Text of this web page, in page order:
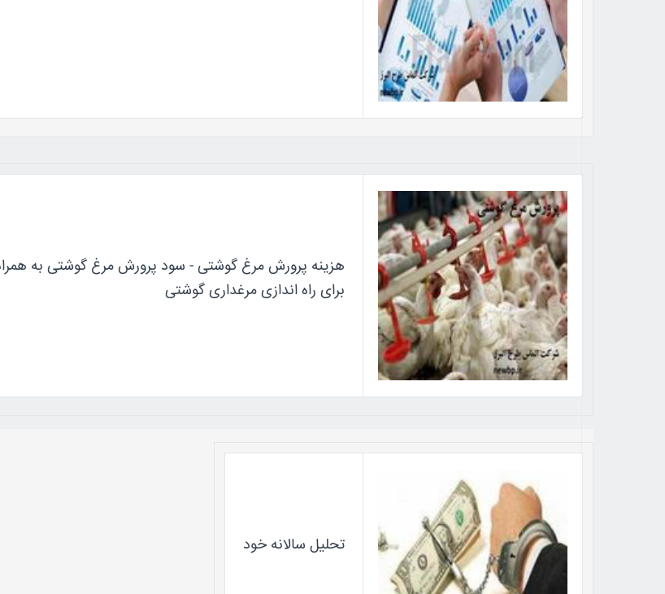
هزینه پرورش مرغ گوشتی - سود پرورش مرغ گوشتی به
برای راه اندازی مرغداری گوشتی
تحلیل سالانه خود